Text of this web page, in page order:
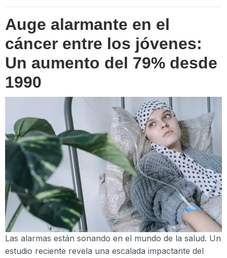
Auge alarmante en el
cáncer entre los jóvenes:
Un aumento del 79% desde
1990
Las alarmas están sonando en el mundo de la salud. Un
estudio reciente revela una escalada impactante del